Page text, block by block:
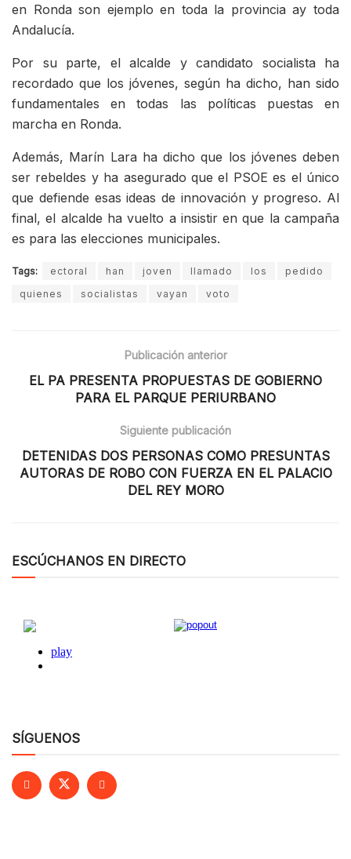
en Ronda son ejemplo en toda la provincia ay toda
Andalucía.
Por su parte, el alcalde y candidato socialista ha
recordado que los jóvenes, según ha dicho, han sido
fundamentales en todas las políticas puestas en
marcha en Ronda.
Además, Marín Lara ha dicho que los jóvenes deben
ser rebeldes y ha asegurado que el PSOE es el único
que defiende esas ideas de innovación y progreso. Al
final, el alcalde ha vuelto a insistir en que la campaña
es para las elecciones municipales.
Tags: ectoral han joven llamado los
pedido
quienes
socialistas vayan voto
Publicación anterior
EL PA PRESENTA PROPUESTAS DE GOBIERNO
PARA EL PARQUE PERIURBANO
Siguiente publicación
DETENIDAS DOS PERSONAS COMO PRESUNTAS
AUTORAS DE ROBO CON FUERZA EN EL PALACIO
DEL REY MORO
ESCÚCHANOS EN DIRECTO
SÍGUENOS